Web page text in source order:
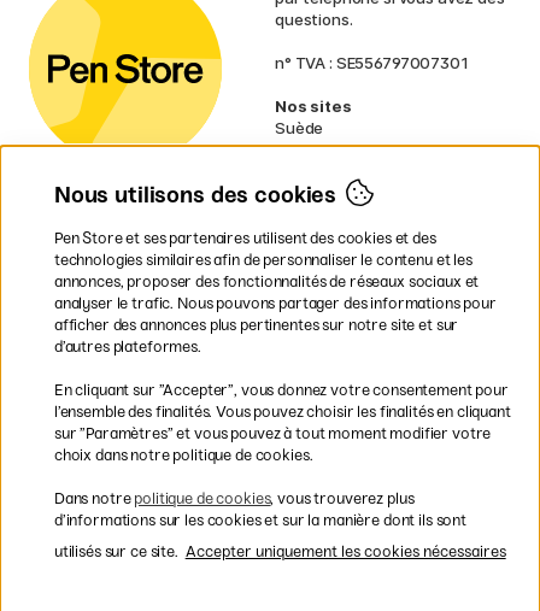
questions.
n° TVA : SE556797007301
Nos sites
Suède
Norvège
Finlande
Irlande
Pays-Bas
Royaume-Uni
UE
volumineux.
Les modes de paiement
Nous utilisons des cookies
Pen Store et ses partenaires utilisent des cookies et des
technologies similaires afin de personnaliser le contenu et les
annonces, proposer des fonctionnalités de réseaux sociaux et
analyser le trafic. Nous pouvons partager des informations pour
afficher des annonces plus pertinentes sur notre site et sur
d’autres plateformes.
En cliquant sur ”Accepter”, vous donnez votre consentement pour
l’ensemble des finalités. Vous pouvez choisir les finalités en cliquant
sur ”Paramètres” et vous pouvez à tout moment modifier votre
choix dans notre politique de cookies.
Dans notre politique de cookies, vous trouverez plus
d’informations sur les cookies et sur la manière dont ils sont
utilisés sur ce site. Accepter uniquement les cookies nécessaires